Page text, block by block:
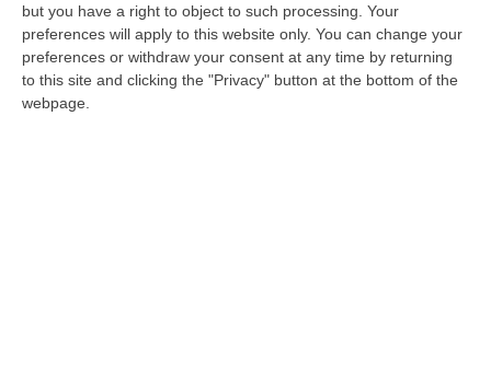
but you have a right to object to such processing. Your
preferences will apply to this website only. You can change your
preferences or withdraw your consent at any time by returning
to this site and clicking the "Privacy" button at the bottom of the
webpage.
Sera
Pubblicato il: 20/02/21 – 10:49